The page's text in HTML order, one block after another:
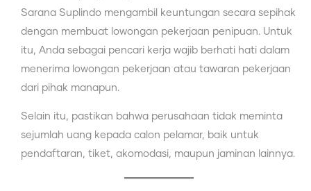
Sarana Suplindo mengambil keuntungan secara sepihak
dengan membuat lowongan pekerjaan penipuan. Untuk
itu, Anda sebagai pencari kerja wajib berhati hati dalam
menerima lowongan pekerjaan atau tawaran pekerjaan
dari pihak manapun.
Selain itu, pastikan bahwa perusahaan tidak meminta
sejumlah uang kepada calon pelamar, baik untuk
pendaftaran, tiket, akomodasi, maupun jaminan lainnya.